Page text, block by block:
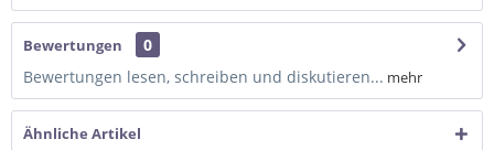
Bewertungen
0
Bewertungen lesen, schreiben und diskutieren... mehr
Ähnliche Artikel